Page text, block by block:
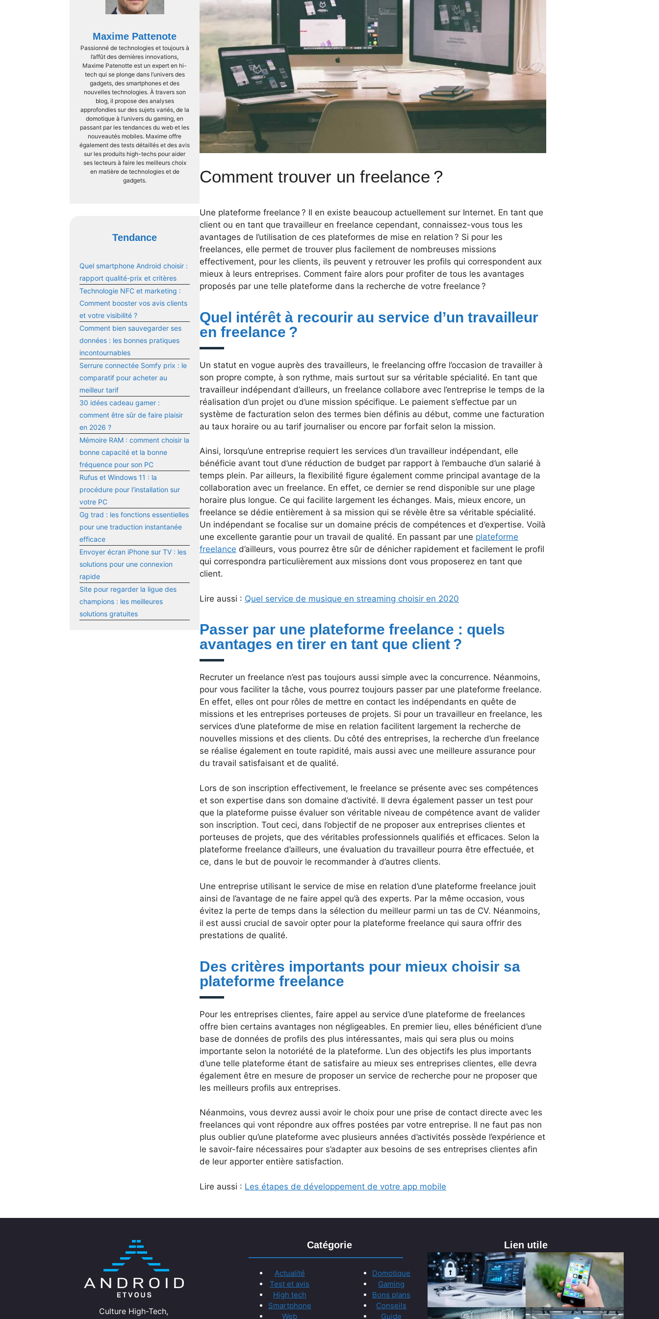
Maxime Pattenote
Passionné de technologies et toujours à
l’affût des dernières innovations,
Maxime Patenotte est un expert en hi-
tech qui se plonge dans l’univers des
gadgets, des smartphones et des
nouvelles technologies. À travers son
blog, il propose des analyses
approfondies sur des sujets variés, de la
domotique à l’univers du gaming, en
passant par les tendances du web et les
nouveautés mobiles. Maxime offre
également des tests détaillés et des avis
sur les produits high-techs pour aider
ses lecteurs à faire les meilleurs choix
en matière de technologies et de
gadgets.
Tendance
Quel smartphone Android choisir :
rapport qualité-prix et critères
Technologie NFC et marketing :
Comment booster vos avis clients
et votre visibilité ?
Comment bien sauvegarder ses
données : les bonnes pratiques
incontournables
Serrure connectée Somfy prix : le
comparatif pour acheter au
meilleur tarif
30 idées cadeau gamer :
comment être sûr de faire plaisir
en 2026 ?
Mémoire RAM : comment choisir la
bonne capacité et la bonne
fréquence pour son PC
Rufus et Windows 11 : la
procédure pour l’installation sur
votre PC
Gg trad : les fonctions essentielles
pour une traduction instantanée
efficace
Envoyer écran iPhone sur TV : les
solutions pour une connexion
rapide
Site pour regarder la ligue des
champions : les meilleures
solutions gratuites
Comment trouver un freelance ?
Une plateforme freelance ? Il en existe beaucoup actuellement sur Internet. En tant que
client ou en tant que travailleur en freelance cependant, connaissez-vous tous les
avantages de l’utilisation de ces plateformes de mise en relation ? Si pour les
freelances, elle permet de trouver plus facilement de nombreuses missions
effectivement, pour les clients, ils peuvent y retrouver les profils qui correspondent aux
mieux à leurs entreprises. Comment faire alors pour profiter de tous les avantages
proposés par une telle plateforme dans la recherche de votre freelance ?
Quel intérêt à recourir au service d’un travailleur
en freelance ?
Un statut en vogue auprès des travailleurs, le freelancing offre l’occasion de travailler à
son propre compte, à son rythme, mais surtout sur sa véritable spécialité. En tant que
travailleur indépendant d’ailleurs, un freelance collabore avec l’entreprise le temps de la
réalisation d’un projet ou d’une mission spécifique. Le paiement s’effectue par un
système de facturation selon des termes bien définis au début, comme une facturation
au taux horaire ou au tarif journaliser ou encore par forfait selon la mission.
Ainsi, lorsqu’une entreprise requiert les services d’un travailleur indépendant, elle
bénéficie avant tout d’une réduction de budget par rapport à l’embauche d’un salarié à
temps plein. Par ailleurs, la flexibilité figure également comme principal avantage de la
collaboration avec un freelance. En effet, ce dernier se rend disponible sur une plage
horaire plus longue. Ce qui facilite largement les échanges. Mais, mieux encore, un
freelance se dédie entièrement à sa mission qui se révèle être sa véritable spécialité.
Un indépendant se focalise sur un domaine précis de compétences et d’expertise. Voilà
une excellente garantie pour un travail de qualité. En passant par une plateforme
freelance d’ailleurs, vous pourrez être sûr de dénicher rapidement et facilement le profil
qui correspondra particulièrement aux missions dont vous proposerez en tant que
client.
Lire aussi : Quel service de musique en streaming choisir en 2020
Passer par une plateforme freelance : quels
avantages en tirer en tant que client ?
Recruter un freelance n’est pas toujours aussi simple avec la concurrence. Néanmoins,
pour vous faciliter la tâche, vous pourrez toujours passer par une plateforme freelance.
En effet, elles ont pour rôles de mettre en contact les indépendants en quête de
missions et les entreprises porteuses de projets. Si pour un travailleur en freelance, les
services d’une plateforme de mise en relation facilitent largement la recherche de
nouvelles missions et des clients. Du côté des entreprises, la recherche d’un freelance
se réalise également en toute rapidité, mais aussi avec une meilleure assurance pour
du travail satisfaisant et de qualité.
Lors de son inscription effectivement, le freelance se présente avec ses compétences
et son expertise dans son domaine d’activité. Il devra également passer un test pour
que la plateforme puisse évaluer son véritable niveau de compétence avant de valider
son inscription. Tout ceci, dans l’objectif de ne proposer aux entreprises clientes et
porteuses de projets, que des véritables professionnels qualifiés et efficaces. Selon la
plateforme freelance d’ailleurs, une évaluation du travailleur pourra être effectuée, et
ce, dans le but de pouvoir le recommander à d’autres clients.
Une entreprise utilisant le service de mise en relation d’une plateforme freelance jouit
ainsi de l’avantage de ne faire appel qu’à des experts. Par la même occasion, vous
évitez la perte de temps dans la sélection du meilleur parmi un tas de CV. Néanmoins,
il est aussi crucial de savoir opter pour la plateforme freelance qui saura offrir des
prestations de qualité.
Des critères importants pour mieux choisir sa
plateforme freelance
Pour les entreprises clientes, faire appel au service d’une plateforme de freelances
offre bien certains avantages non négligeables. En premier lieu, elles bénéficient d’une
base de données de profils des plus intéressantes, mais qui sera plus ou moins
importante selon la notoriété de la plateforme. L’un des objectifs les plus importants
d’une telle plateforme étant de satisfaire au mieux ses entreprises clientes, elle devra
également être en mesure de proposer un service de recherche pour ne proposer que
les meilleurs profils aux entreprises.
Néanmoins, vous devrez aussi avoir le choix pour une prise de contact directe avec les
freelances qui vont répondre aux offres postées par votre entreprise. Il ne faut pas non
plus oublier qu’une plateforme avec plusieurs années d’activités possède l’expérience et
le savoir-faire nécessaires pour s’adapter aux besoins de ses entreprises clientes afin
de leur apporter entière satisfaction.
Lire aussi : Les étapes de développement de votre app mobile
Culture High-Tech,
Catégorie
Actualité
Test et avis
High tech
Smartphone
Web
Domotique
Gaming
Bons plans
Conseils
Guide
Lien utile